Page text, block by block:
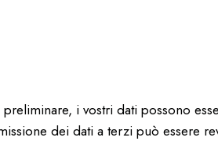
i vostri dati possono
dei dati a terzi può essere